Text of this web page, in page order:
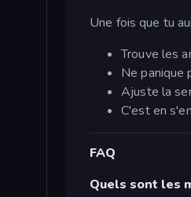
Une fois que tu
Trouve les
Ne panique
Ajuste la
C'est en
FAQ
Quels sont les